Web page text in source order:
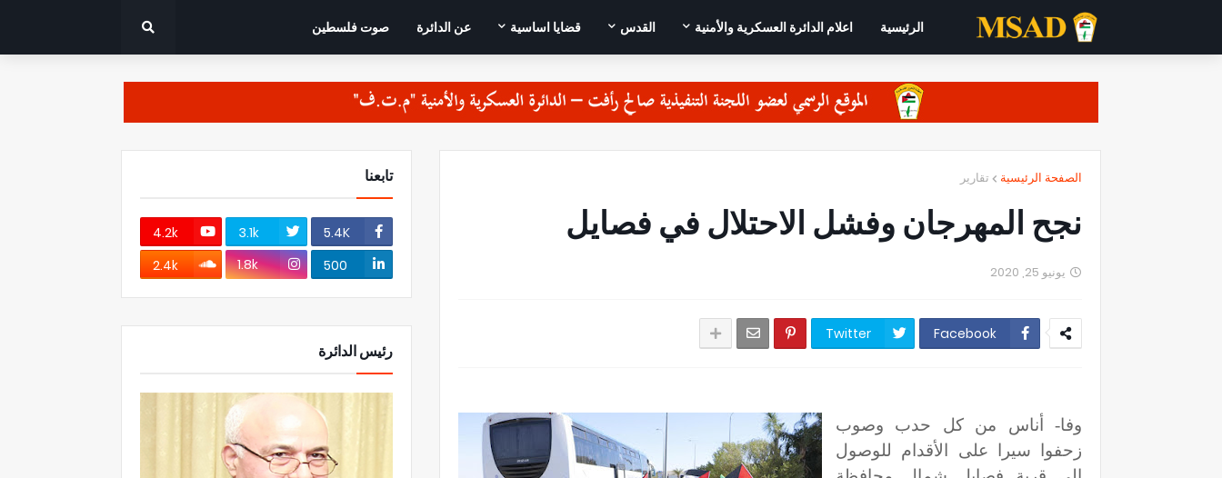
الرئيسية اعلام الدائرة العسكرية والأمنية القدس قضايا اساسية عن الدائرة صوت فلسطين
الصفحة الرئيسية تقارير
نجح المهرجان وفشل الاحتلال في فصايل
يونيو 25, 2020
Facebook
Twitter
وفا- أناس من كل حدب وصوب
زحفوا سيرا على الأقدام للوصول
تابعنا
5.4K
3.1k
4.2k
500
1.8k
2.4k
رئيس الدائرة